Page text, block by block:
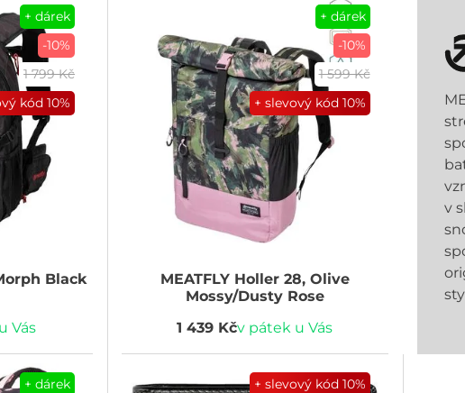
+ dárek
-10%
1 799 Kč
kód 10%
Black
Vás
+ dárek
-10%
1 599 Kč
+ slevový kód10%
MEATFLYHoller 28, Olive
Mossy/Dusty Rose
1 439 Kčv pátek u Vás
v
+ dárek
+ slevový kód10%